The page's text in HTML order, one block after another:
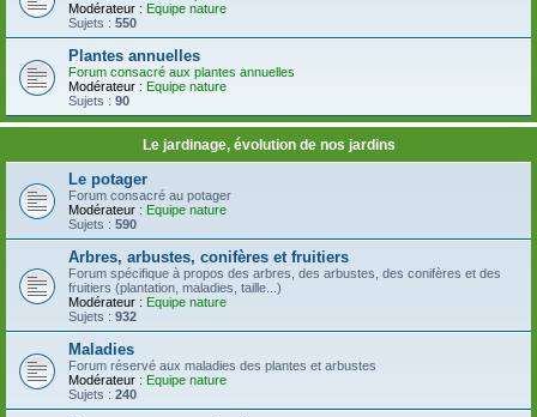
Modérateur : Equipe nature
Sujets : 550
Plantes annuelles
Forum consacré aux plantes annuelles
Modérateur : Equipe nature
Sujets : 90
Le jardinage, évolution de nos jardins
Le potager
Forum consacré au potager
Modérateur : Equipe nature
Sujets : 590
Arbres, arbustes, conifères et fruitiers
Forum spécifique à propos des arbres, des arbustes, des conifères et des
fruitiers (plantation, maladies, taille...)
Modérateur : Equipe nature
Sujets : 932
Maladies
Forum réservé aux maladies des plantes et arbustes
Modérateur : Equipe nature
Sujets : 240